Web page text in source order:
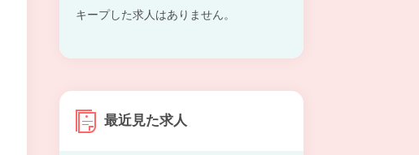
キープした求人はありません。
最近見た求人